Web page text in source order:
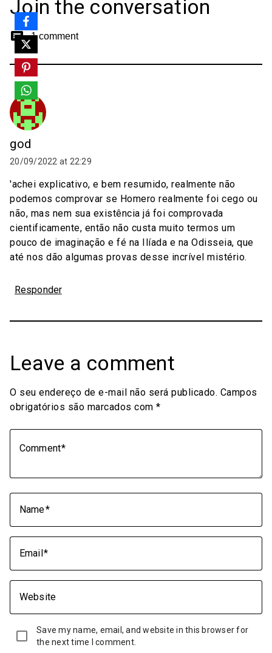
Join the conversation
comment 1 comment
god
20/09/2022 at 22:29
'achei explicativo, e bem resumido, realmente não
podemos comprovar se Homero realmente foi cego ou
não, mas nem sua existência já foi comprovada
cientificamente, então não custa muito termos um
pouco de imaginação e fé na Ilíada e na Odisseia, que
até nos dão algumas provas desse incrível mistério.
Responder
Leave a comment
O seu endereço de e-mail não será publicado. Campos
obrigatórios são marcados com *
Comment
Name
Email
Website
Save my name, email, and website in this browser for
the next time I comment.